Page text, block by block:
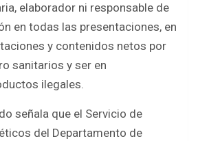
elaborador ni responsable de
en todas las presentaciones, en
y contenidos netos por
sanitarios y ser en
ilegales.
señala que el Servicio de
del Departamento de